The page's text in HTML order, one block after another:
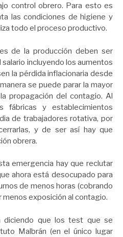
control obrero. Para esto es
las condiciones de higiene y
todo el proceso productivo.
de la producción deben ser
incluyendo los aumentos
la pérdida inflacionaria desde
se puede parar la mayor
propagación del contagio. Al
fábricas y establecimientos
de trabajadores rotativa, por
y de ser así hay que
obrera.
emergencia hay que reclutar
ahora está desocupado para
de menos horas (cobrando
exposición al contagio.
diciendo que los test que se
Malbrán (en el único lugar